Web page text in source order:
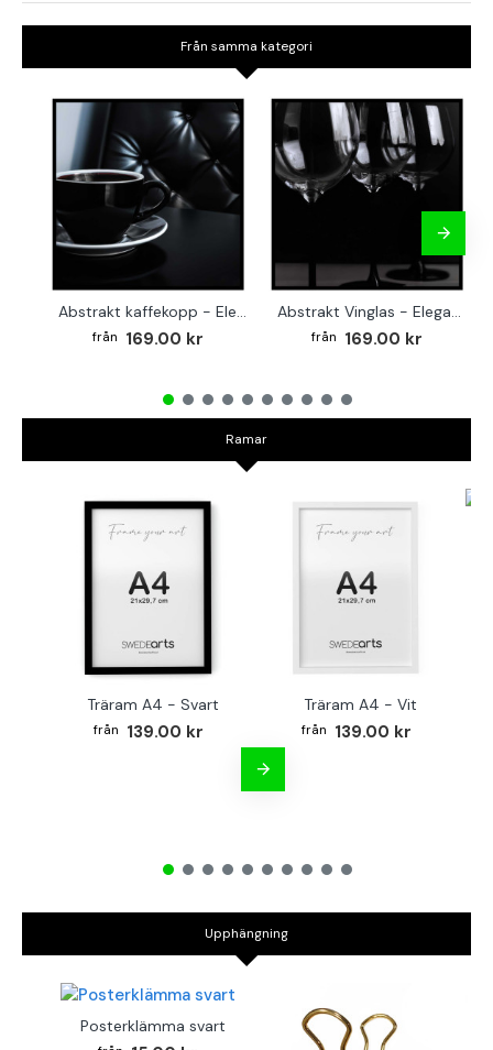
Från samma kategori
Abstrakt kaffekopp - Elegant kvadratisk köksaffisch
169.00 kr
Abstrakt Vinglas - Elegant kvadratisk affisch till köket
169.00 kr
Ramar
Träram A4 - Svart
139.00 kr
Träram A4 - Vit
139.00 kr
Upphängning
Posterklämma svart